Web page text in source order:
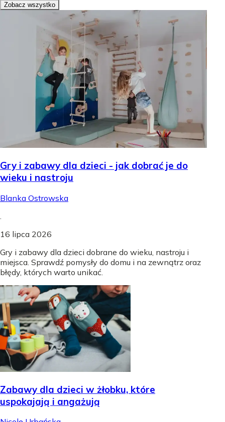
Zobacz wszystko
Gry i zabawy dla dzieci - jak dobrać je do
wieku i nastroju
Blanka Ostrowska
16 lipca 2026
Gry i zabawy dla dzieci dobrane do wieku, nastroju i
miejsca. Sprawdź pomysły do domu i na zewnątrz oraz
błędy, których warto unikać.
Zabawy dla dzieci w żłobku, które
uspokajają i angażują